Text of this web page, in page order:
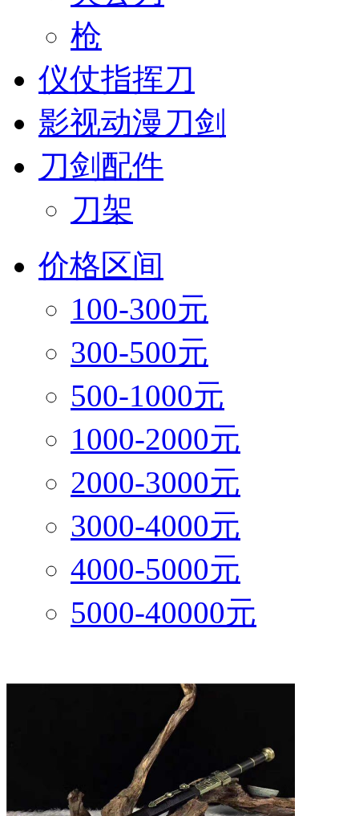
枪
仪仗指挥刀
影视动漫刀剑
刀剑配件
刀架
价格区间
100-300元
300-500元
500-1000元
1000-2000元
2000-3000元
3000-4000元
4000-5000元
5000-40000元